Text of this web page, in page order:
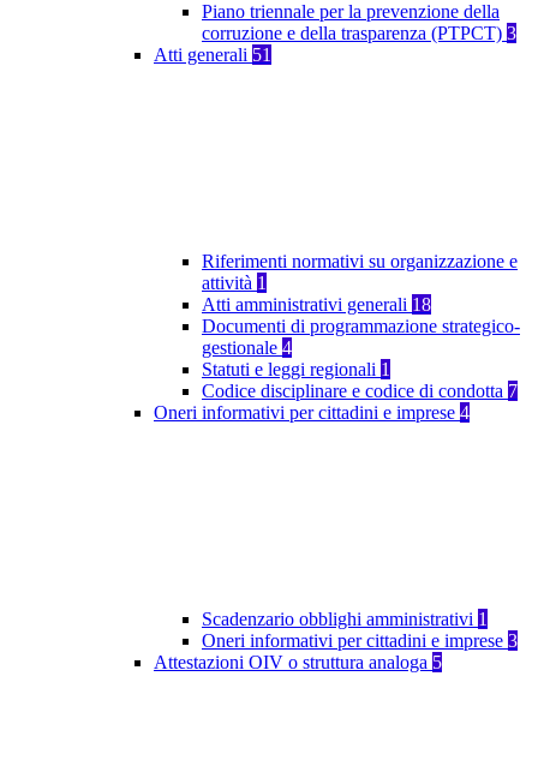
Piano triennale per la prevenzione della
corruzione e della trasparenza (PTPCT) 3
Atti generali 51
Riferimenti normativi su organizzazione e
attività 1
Atti amministrativi generali 18
Documenti di programmazione strategico-
gestionale 4
Statuti e leggi regionali 1
Codice disciplinare e codice di condotta 7
Oneri informativi per cittadini e imprese 4
Scadenzario obblighi amministrativi 1
Oneri informativi per cittadini e imprese 3
Attestazioni OIV o struttura analoga 5